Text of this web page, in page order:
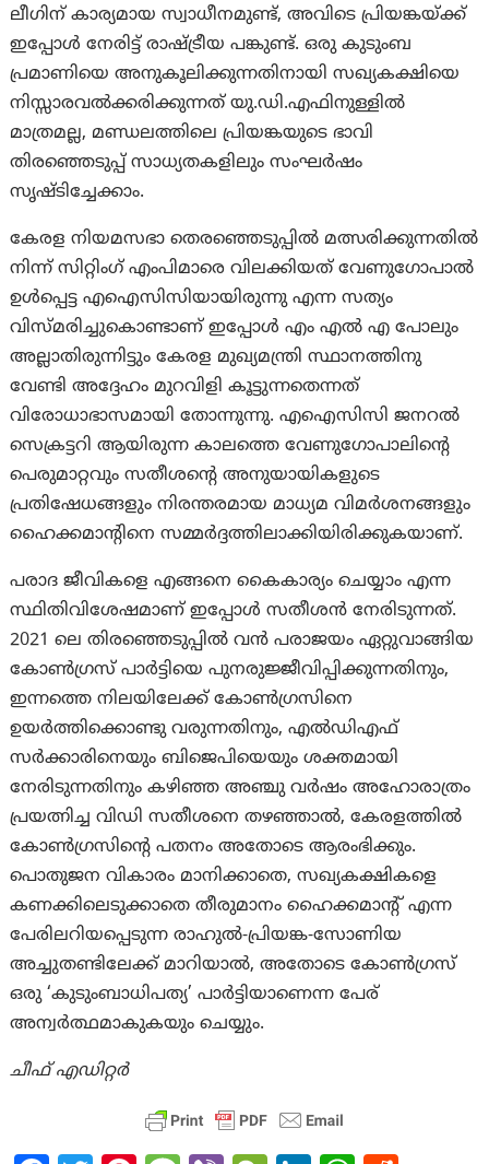
ലീഗിന് കാര്യമായ സ്വാധീനമുണ്ട്, അവിടെ പ്രിയങ്കയ്ക്ക്
ഇപ്പോൾ നേരിട്ട് രാഷ്ട്രീയ പങ്കുണ്ട്. ഒരു കുടുംബ
പ്രമാണിയെ അനുകൂലിക്കുന്നതിനായി സഖ്യകക്ഷിയെ
നിസ്സാരവൽക്കരിക്കുന്നത് യു.ഡി.എഫിനുള്ളിൽ
മാത്രമല്ല, മണ്ഡലത്തിലെ പ്രിയങ്കയുടെ ഭാവി
തിരഞ്ഞെടുപ്പ് സാധ്യതകളിലും സംഘർഷം
സൃഷ്ടിച്ചേക്കാം.
കേരള നിയമസഭാ തെരഞ്ഞെടുപ്പിൽ മത്സരിക്കുന്നതിൽ
നിന്ന് സിറ്റിംഗ് എംപിമാരെ വിലക്കിയത് വേണുഗോപാല്‍
ഉള്‍പ്പെട്ട എഐസിസിയായിരുന്നു എന്ന സത്യം
വിസ്മരിച്ചുകൊണ്ടാണ് ഇപ്പോള്‍ എം എല്‍ എ പോലും
അല്ലാതിരുന്നിട്ടും കേരള മുഖ്യമന്ത്രി സ്ഥാനത്തിനു
വേണ്ടി അദ്ദേഹം മുറവിളി കൂട്ടുന്നതെന്നത്
വിരോധാഭാസമായി തോന്നുന്നു. എഐസിസി ജനറൽ
സെക്രട്ടറി ആയിരുന്ന കാലത്തെ വേണുഗോപാലിന്റെ
പെരുമാറ്റവും സതീശന്റെ അനുയായികളുടെ
പ്രതിഷേധങ്ങളും നിരന്തരമായ മാധ്യമ വിമർശനങ്ങളും
ഹൈക്കമാന്റിനെ സമ്മര്‍ദ്ദത്തിലാക്കിയിരിക്കുകയാണ്.
പരാദ ജീവികളെ എങ്ങനെ കൈകാര്യം ചെയ്യാം എന്ന
സ്ഥിതിവിശേഷമാണ് ഇപ്പോള്‍ സതീശന്‍ നേരിടുന്നത്.
2021 ലെ തിരഞ്ഞെടുപ്പില്‍ വന്‍ പരാജയം ഏറ്റുവാങ്ങിയ
കോണ്‍ഗ്രസ് പാർട്ടിയെ പുനരുജ്ജീവിപ്പിക്കുന്നതിനും,
ഇന്നത്തെ നിലയിലേക്ക് കോൺഗ്രസിനെ
ഉയര്‍ത്തിക്കൊണ്ടു വരുന്നതിനും, എൽഡിഎഫ്
സർക്കാരിനെയും ബിജെപിയെയും ശക്തമായി
നേരിടുന്നതിനും കഴിഞ്ഞ അഞ്ചു വര്‍ഷം അഹോരാത്രം
പ്രയത്നിച്ച വിഡി സതീശനെ തഴഞ്ഞാല്‍, കേരളത്തില്‍
കോണ്‍ഗ്രസിന്റെ പതനം അതോടെ ആരംഭിക്കും.
പൊതുജന വികാരം മാനിക്കാതെ, സഖ്യകക്ഷികളെ
കണക്കിലെടുക്കാതെ തീരുമാനം ഹൈക്കമാന്റ് എന്ന
പേരിലറിയപ്പെടുന്ന രാഹുല്‍-പ്രിയങ്ക-സോണിയ
അച്ചുതണ്ടിലേക്ക് മാറിയാല്‍, അതോടെ കോണ്‍ഗ്രസ്
ഒരു ‘കുടുംബാധിപത്യ’ പാര്‍ട്ടിയാണെന്ന പേര്
അന്വര്‍ത്ഥമാകുകയും ചെയ്യും.
ചീഫ് എഡിറ്റര്‍